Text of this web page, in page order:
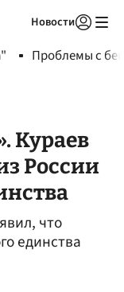
Новости
Проблемы с
Кураев
России
что
единства